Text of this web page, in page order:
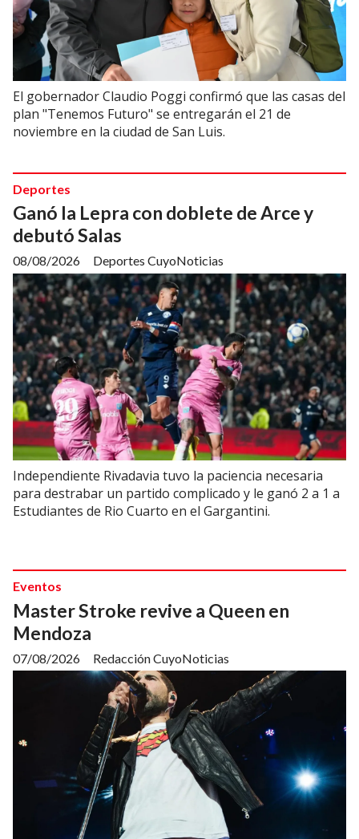
El gobernador Claudio Poggi confirmó que las casas del
plan "Tenemos Futuro" se entregarán el 21 de
noviembre en la ciudad de San Luis.
Ganó la Lepra con doblete de Arce y
debutó Salas
Deportes CuyoNoticias
Deportes
08/08/2026
Independiente Rivadavia tuvo la paciencia necesaria
para destrabar un partido complicado y le ganó 2 a 1 a
Estudiantes de Rio Cuarto en el Gargantini.
Master Stroke revive a Queen en
Mendoza
Redacción CuyoNoticias
Eventos
07/08/2026